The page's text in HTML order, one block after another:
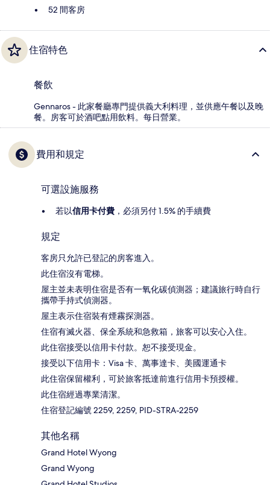
52 間客房
住宿特色
餐飲
Gennaros - 此家餐廳專門提供義大利料理，並供應午餐以及晚
餐。房客可於酒吧點用飲料。每日營業。
費用和規定
可選設施服務
若以信用卡付費 ，必須另付 1.5% 的手續費
規定
客房只允許已登記的房客進入。
此住宿沒有電梯。
屋主並未表明住宿是否有一氧化碳偵測器；建議旅行時自行
攜帶手持式偵測器。
屋主表示住宿裝有煙霧探測器。
住宿有滅火器、保全系統和急救箱，旅客可以安心入住。
此住宿接受以信用卡付款。恕不接受現金。
接受以下信用卡：Visa 卡、萬事達卡、美國運通卡
此住宿保留權利，可於旅客抵達前進行信用卡預授權。
此住宿經過專業清潔。
住宿登記編號 2259, 2259, PID-STRA-2259
其他名稱
Grand Hotel Wyong
Grand Wyong